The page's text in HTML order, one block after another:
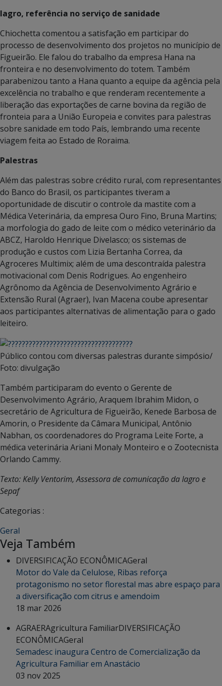
Iagro, referência no serviço de sanidade
Chiochetta comentou a satisfação em participar do
processo de desenvolvimento dos projetos no município de
Figueirão. Ele falou do trabalho da empresa Hana na
fronteira e no desenvolvimento do totem. Também
parabenizou tanto a Hana quanto a equipe da agência pela
excelência no trabalho e que renderam recentemente a
liberação das exportações de carne bovina da região de
fronteia para a União Europeia e convites para palestras
sobre sanidade em todo País, lembrando uma recente
viagem feita ao Estado de Roraima.
Palestras
Além das palestras sobre crédito rural, com representantes
do Banco do Brasil, os participantes tiveram a
oportunidade de discutir o controle da mastite com a
Médica Veterinária, da empresa Ouro Fino, Bruna Martins;
a morfologia do gado de leite com o médico veterinário da
ABCZ, Haroldo Henrique Divelasco; os sistemas de
produção e custos com Lizia Bertanha Correa, da
Agroceres Multimix; além de uma descontraída palestra
motivacional com Denis Rodrigues. Ao engenheiro
Agrônomo da Agência de Desenvolvimento Agrário e
Extensão Rural (Agraer), Ivan Macena coube apresentar
aos participantes alternativas de alimentação para o gado
leiteiro.
Público contou com diversas palestras durante simpósio/
Foto: divulgação
Também participaram do evento o Gerente de
Desenvolvimento Agrário, Araquem Ibrahim Midon, o
secretário de Agricultura de Figueirão, Kenede Barbosa de
Amorin, o Presidente da Câmara Municipal, Antônio
Nabhan, os coordenadores do Programa Leite Forte, a
médica veterinária Ariani Monaly Monteiro e o Zootecnista
Orlando Cammy.
Texto: Kelly Ventorim, Assessora de comunicação da Iagro e
Sepaf
Categorias :
Geral
Veja Também
DIVERSIFICAÇÃO ECONÔMICAGeral
Motor do Vale da Celulose, Ribas reforça
protagonismo no setor florestal mas abre espaço para
a diversificação com citrus e amendoim
18 mar 2026
AGRAERAgricultura FamiliarDIVERSIFICAÇÃO
ECONÔMICAGeral
Semadesc inaugura Centro de Comercialização da
Agricultura Familiar em Anastácio
03 nov 2025